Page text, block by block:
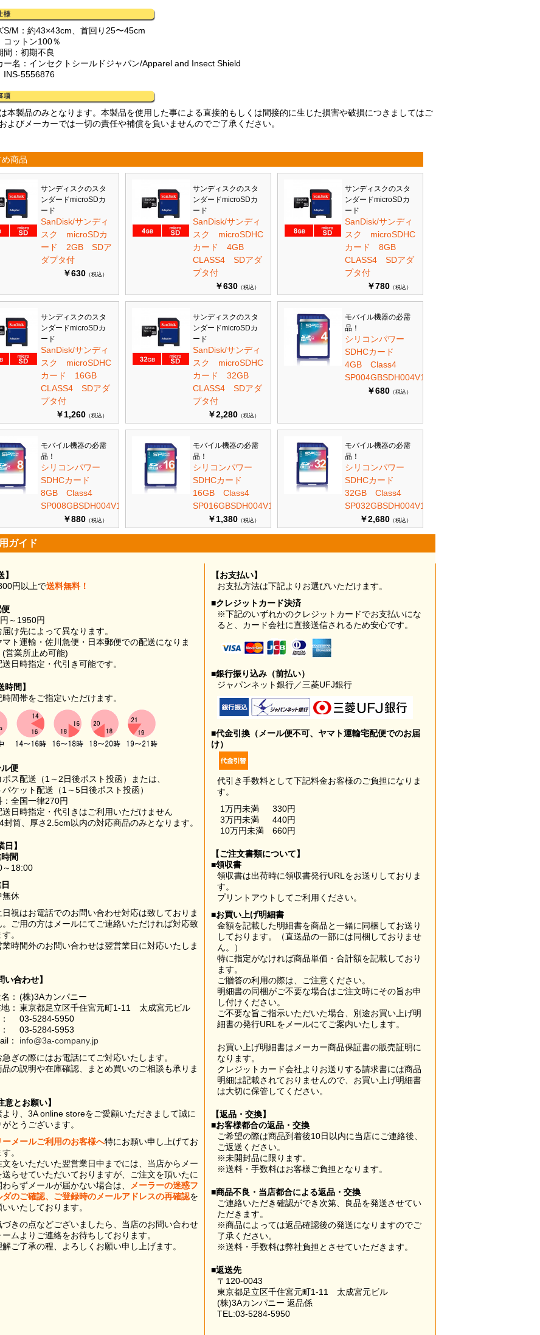
S/M：約43×43cm、首回り25〜45cm
コットン100％
間：初期不良
ー名：インセクトシールドジャパン/Apparel and Insect Shield
INS-5556876
は本製品のみとなります。本製品を使用した事による直接的もしくは間接的に生じた損害や破損につきましてはご
よびメーカーでは一切の責任や補償を負いませんのでご了承ください。
商品
サンディスクのスタ
ンダードmicroSDカ
ード
SanDisk/サンディ
スク microSDカ
ード 2GB SDア
ダプタ付
￥630 （税込）
サンディスクのスタ
ンダードmicroSDカ
ード
SanDisk/サンディ
スク microSDHC
カード 4GB
CLASS4 SDアダ
プタ付
￥630 （税込）
サンディスクのスタ
ンダードmicroSDカ
ード
SanDisk/サンディ
スク microSDHC
カード 8GB
CLASS4 SDアダ
プタ付
￥780 （税込）
サンディスクのスタ
ンダードmicroSDカ
ード
SanDisk/サンディ
スク microSDHC
カード 16GB
CLASS4 SDアダ
プタ付
￥1,260 （税込）
サンディスクのスタ
ンダードmicroSDカ
ード
SanDisk/サンディ
スク microSDHC
カード 32GB
CLASS4 SDアダ
プタ付
￥2,280 （税込）
モバイル機器の必需
品！
シリコンパワー
SDHCカード
4GB Class4
SP004GBSDH004V10
￥680 （税込）
モバイル機器の必需
品！
シリコンパワー
SDHCカード
8GB Class4
SP008GBSDH004V10
￥880 （税込）
モバイル機器の必需
品！
シリコンパワー
SDHCカード
16GB Class4
SP016GBSDH004V10
￥1,380 （税込）
モバイル機器の必需
品！
シリコンパワー
SDHCカード
32GB Class4
SP032GBSDH004V10
￥2,680 （税込）
ガイド
】
円以上で送料無料！
～1950円
け先によって異なります。
ト運輸・佐川急便・日本郵便での配送になりま
(営業所止め可能)
日時指定・代引き可能です。
時間】
時間帯をご指定いただけます。
便
ポス配送（1～2日後ポスト投函）または、
パケット配送（1～5日後ポスト投函）
：全国一律270円
日時指定・代引きはご利用いただけません
筒、厚さ2.5cm以内の対応商品のみとなります。
日】
間
～18:00
無休
祝はお電話でのお問い合わせ対応は致しておりま
。ご用の方はメールにてご連絡いただければ対応致
。
時間外のお問い合わせは翌営業日に対応いたしま
い合わせ】
： (株)3Aカンパニー
： 東京都足立区千住宮元町1-11 太成宮元ビル
03-5284-5950
03-5284-5953
：
info@3a-company.jp
ぎの際にはお電話にてご対応いたします。
の説明や在庫確認、まとめ買いのご相談も承りま
意とお願い】
より、3A online storeをご愛顧いただきまして誠に
がとうございます。
ーメールご利用のお客様へ特にお願い申し上げてお
。
文をいただいた翌営業日中までには、当店からメー
送らせていただいておりますが、ご注文を頂いたに
わらずメールが届かない場合は、
メーラーの迷惑フ
ダのご確認、ご登録時のメールアドレスの再確認を
いいたしております。
づきの点などございましたら、当店のお問い合わせ
ームよりご連絡をお待ちしております。
解ご了承の程、よろしくお願い申し上げます。
【お支払い】
お支払方法は下記よりお選びいただけます。
■クレジットカード決済
※下記のいずれかのクレジットカードでお支払いにな
ると、カード会社に直接送信されるため安心です。
■銀行振り込み（前払い）
ジャパンネット銀行／三菱UFJ銀行
■代金引換（メール便不可、ヤマト運輸宅配便でのお届
け）
代引き手数料として下記料金お客様のご負担になりま
す。
1万円未満
330円
3万円未満
440円
10万円未満
660円
【ご注文書類について】
■領収書
領収書は出荷時に領収書発行URLをお送りしておりま
す。
プリントアウトしてご利用ください。
■お買い上げ明細書
金額を記載した明細書を商品と一緒に同梱してお送り
しております。（直送品の一部には同梱しておりませ
ん。）
特に指定がなければ商品単価・合計額を記載しており
ます。
ご贈答の利用の際は、ご注意ください。
明細書の同梱がご不要な場合はご注文時にその旨お申
し付けください。
ご不要な旨ご指示いただいた場合、別途お買い上げ明
細書の発行URLをメールにてご案内いたします。
お買い上げ明細書はメーカー商品保証書の販売証明に
なります。
クレジットカード会社よりお送りする請求書には商品
明細は記載されておりませんので、お買い上げ明細書
は大切に保管してください。
【返品・交換】
■お客様都合の返品・交換
ご希望の際は商品到着後10日以内に当店にご連絡後、
ご返送ください。
※未開封品に限ります。
※送料・手数料はお客様ご負担となります。
■商品不良・当店都合による返品・交換
ご連絡いただき確認ができ次第、良品を発送させてい
ただきます。
※商品によっては返品確認後の発送になりますのでご
了承ください。
※送料・手数料は弊社負担とさせていただきます。
■返送先
〒120-0043
東京都足立区千住宮元町1-11 太成宮元ビル
(株)3Aカンパニー 返品係
TEL:03-5284-5950